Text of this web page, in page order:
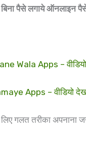
बिना पैसेलगाये ऑनलाइन
Wala Apps –
Apps – वीडियो
लिए गलत तरीका